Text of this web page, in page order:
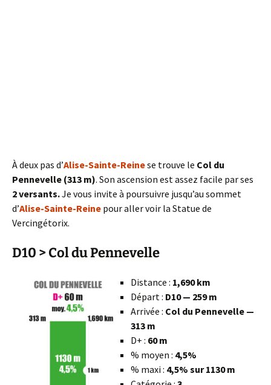
À deux pas d’Alise-Sainte-Reinese trouve le Col du
Pennevelle (313 m). Son ascension est assez facile par ses
2 versants.Je vous invite à poursuivre jusqu’au sommet
d’Alise-Sainte-Reine pour aller voir la Statue de
Vercingétorix.
D10 > Col du Pennevelle
Distance : 1,690 km
Départ : D10 — 259 m
Arrivée : Col du Pennevelle —
313 m
D+ : 60 m
% moyen : 4,5%
% maxi : 4,5% sur 1130 m